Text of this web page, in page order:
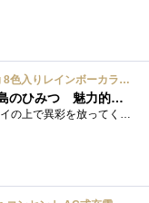
ハズブロ(HASBRO) 約56g 8色入りレインボーカラーのプレイ・ドー、新学期用品、2才以上のプリスクールの子供向け、子供向けのアート&クラフト 粘土 ねんど、こどもの日、子供の日プレゼント
映画ちいかわ・人魚の島のひみつ 魅力的なビラン：セイレーンを造ってみた
もう１年以上、釣り銭トレイの上で異彩を放ってくれたミャクミャクのマグネット 映画ちいかわ人魚の島のひみつを鑑賞後、素敵なビランのセイ...